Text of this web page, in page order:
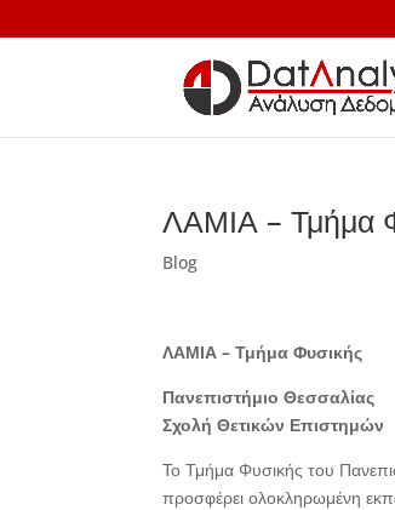
ΛΑΜΙΑ – Τμήμα
Blog
ΛΑΜΙΑ – Τμήμα Φυσικής
Πανεπιστήμιο Θεσσαλίας
Σχολή Θετικών Επιστημών
Το Τμήμα Φυσικής του
προσφέρει ολοκληρωμένη